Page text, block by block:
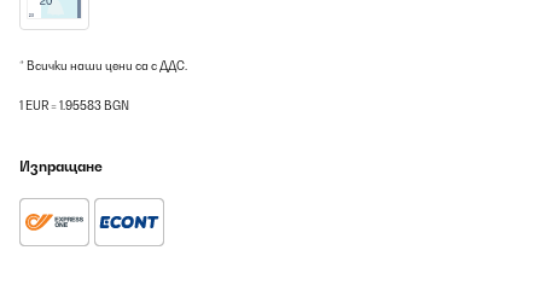
* Всички наши цени са с ДДС.
1 EUR = 1.95583 BGN
Изпращане